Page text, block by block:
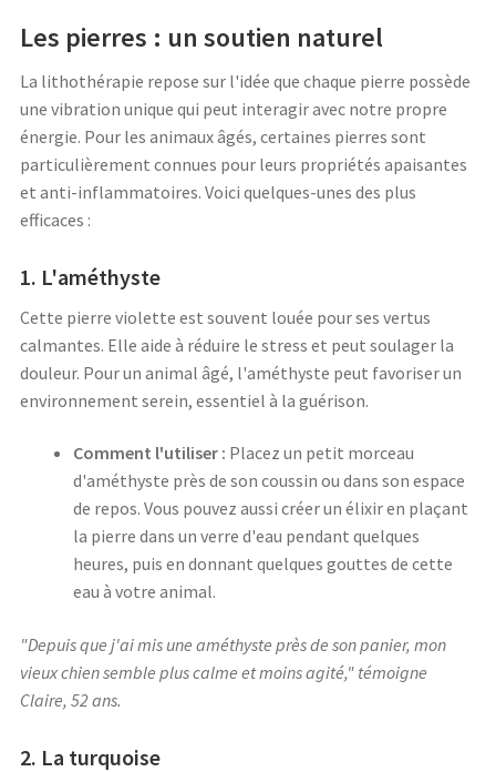
Les pierres : un soutien naturel
La lithothérapie repose sur l'idée que chaque pierre possède
une vibration unique qui peut interagir avec notre propre
énergie. Pour les animaux âgés, certaines pierres sont
particulièrement connues pour leurs propriétés apaisantes
et anti-inflammatoires. Voici quelques-unes des plus
efficaces :
1. L'améthyste
Cette pierre violette est souvent louée pour ses vertus
calmantes. Elle aide à réduire le stress et peut soulager la
douleur. Pour un animal âgé, l'améthyste peut favoriser un
environnement serein, essentiel à la guérison.
Comment l'utiliser : Placez un petit morceau
d'améthyste près de son coussin ou dans son espace
de repos. Vous pouvez aussi créer un élixir en plaçant
la pierre dans un verre d'eau pendant quelques
heures, puis en donnant quelques gouttes de cette
eau à votre animal.
"Depuis que j'ai mis une améthyste près de son panier, mon
vieux chien semble plus calme et moins agité," témoigne
Claire, 52 ans.
2. La turquoise